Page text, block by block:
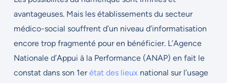
avantageuses. Mais les établissements du secteur
médico-social souffrent d’un niveau d’informatisation
encore trop fragmenté pour en bénéficier. L’Agence
Nationale d’Appui à la Performance (ANAP) en fait le
constat dans son 1erétat des lieux national sur l’usage